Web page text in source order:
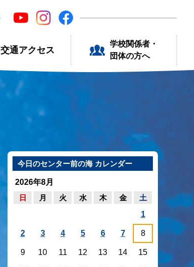
交通アクセス
学校関係者・
団体の方へ
今日のセンター前の海 カレンダー
2026年8月
日
月 火 水 木 金 土
1
2 3 4 5 6 7 8
9 10 11 12 13 14 15